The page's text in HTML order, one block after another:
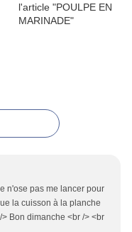
n'ose pas me lancer pour
la cuisson à la planche
Bon dimanche <br /> <br